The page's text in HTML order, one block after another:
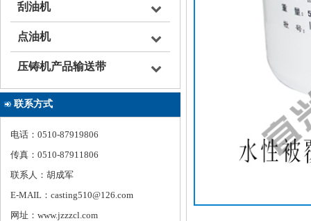
刮油机
点油机
压铸机产品输送带
联系方式
电话：0510-87919806
传真：0510-87911806
联系人：胡成军
E-MAIL：casting510@126.com
网址：www.jzzzcl.com